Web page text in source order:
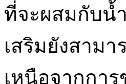
ที่จะผสมกับน้
เสริมยังสาม
เหนือจากกา